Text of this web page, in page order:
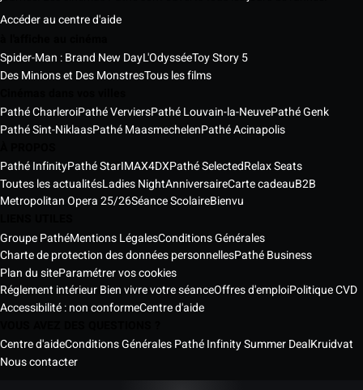
Accéder au centre d'aide
Spider-Man : Brand New DayL'OdysséeToy Story 5
Des Minions et Des MonstresTous les films
Pathé CharleroiPathé VerviersPathé Louvain-la-NeuvePathé Genk
Pathé Sint-NiklaasPathé MaasmechelenPathé Acinapolis
Pathé InfinityPathé StarIMAX4DXPathé SelectedRelax Seats
Toutes les actualitésLadies NightAnniversaireCarte cadeauB2B
Metropolitan Opera 25/26Séance ScolaireBienvu
Groupe PathéMentions LégalesConditions Générales
Charte de protection des données personnellesPathé Business
Plan du siteParamétrer vos cookies
Réglement intérieur Bien vivre votre séanceOffres d'emploiPolitique CVD
Accessibilité : non conformeCentre d'aide
Centre d'aideConditions Générales Pathé Infinity Summer DealKruidvat
Nous contacter